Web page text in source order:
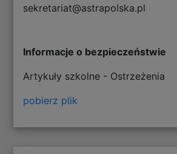
sekretariat@astrapolska.pl
Informacje o bezpieczeństwie
Artykuły szkolne - Ostrzeżenia
pobierz plik